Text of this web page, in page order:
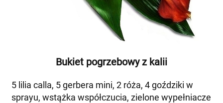
Bukiet pogrzebowy z kalii
5 lilia calla, 5 gerbera mini, 2 róża, 4 goździki w
sprayu, wstążka współczucia, zielone wypełniacze